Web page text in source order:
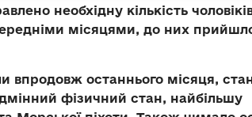
необхідну кількість
місяцями, до них
впродовж останнього місяця,
фізичний стан, найбільшу